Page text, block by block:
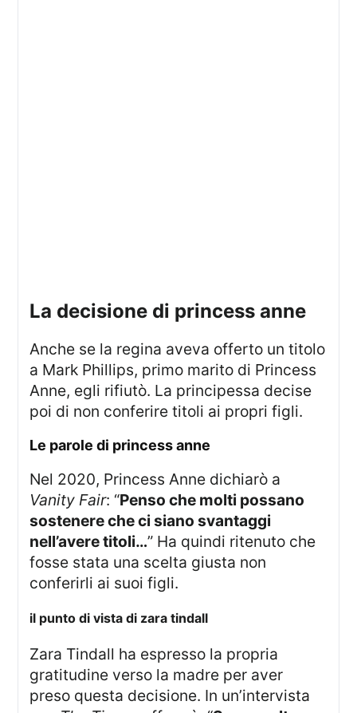
la decisione di princess anne
Anche se la regina aveva offerto un titolo
a Mark Phillips, primo marito di Princess
Anne, egli rifiutò. La principessa decise
poi di non conferire titoli ai propri figli.
le parole di princess anne
Nel 2020, Princess Anne dichiarò a
Vanity Fair: “Penso che molti possano
sostenere che ci siano svantaggi
nell’avere titoli…” Ha quindi ritenuto che
fosse stata una scelta giusta non
conferirli ai suoi figli.
il punto di vista di zara tindall
Zara Tindall ha espresso la propria
gratitudine verso la madre per aver
preso questa decisione. In un’intervista